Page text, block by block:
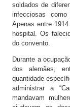
soldados de
infecciosas
Apenas entre
hospital. Os
do convento.
Durante a
dos alemães,
quantidade
administrar a
mandavam